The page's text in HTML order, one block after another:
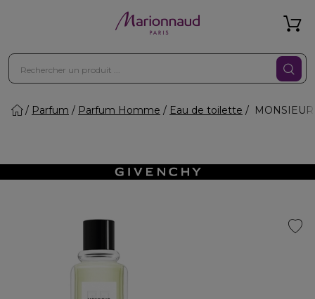
Parfum Parfum Homme Eau de toilette